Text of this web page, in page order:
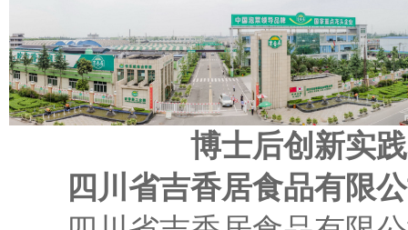
博士后创新实
四川省吉香居食品有限公